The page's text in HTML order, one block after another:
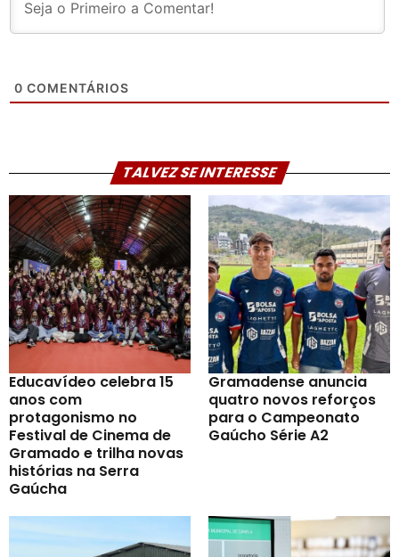
0 COMENTÁRIOS
TALVEZ SE INTERESSE
Educavídeo celebra 15
anos com
protagonismo no
Festival de Cinema de
Gramado e trilha novas
histórias na Serra
Gaúcha
Gramadense anuncia
quatro novos reforços
para o Campeonato
Gaúcho Série A2